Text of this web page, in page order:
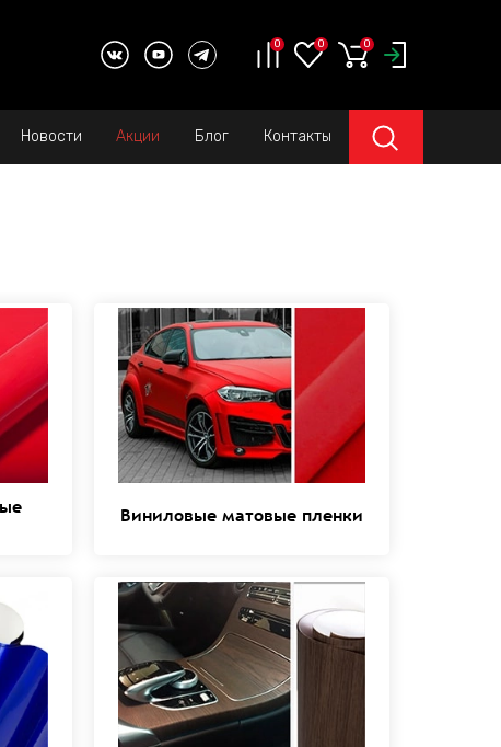
0 0 0
Новости Акции Блог Контакты
Виниловые матовые пленки